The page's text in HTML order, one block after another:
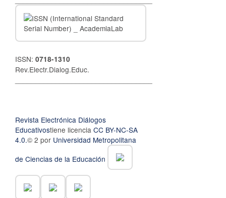
ISSN: 0718-1310
Rev.Electr.Dialog.Educ.
Revista Electrónica Diálogos
Educativostiene licencia CC BY-NC-SA
4.0.© 2 por Universidad Metropolitana
de Ciencias de la Educación